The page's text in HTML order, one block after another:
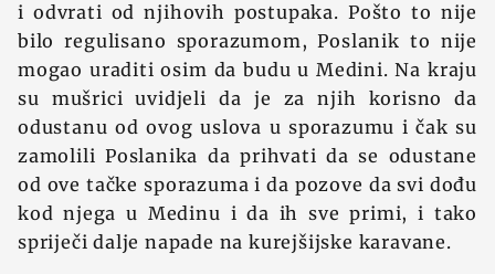
i odvrati od njihovih postupaka. Pošto to nije
bilo regulisano sporazumom, Poslanik to nije
mogao uraditi osim da budu u Medini. Na kraju
su mušrici uvidjeli da je za njih korisno da
odustanu od ovog uslova u sporazumu i čak su
zamolili Poslanika da prihvati da se odustane
od ove tačke sporazuma i da pozove da svi dođu
kod njega u Medinu i da ih sve primi, i tako
spriječi dalje napade na kurejšijske karavane.